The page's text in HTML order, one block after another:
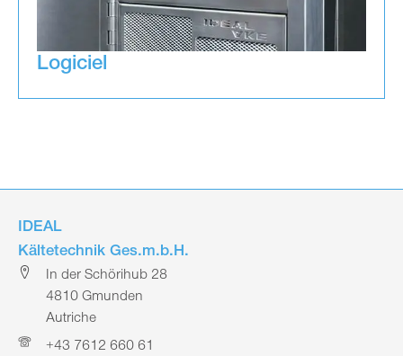
Logiciel
IDEAL
Kältetechnik Ges.m.b.H.
In der Schörihub 28
4810 Gmunden
Autriche
+43 7612 660 61